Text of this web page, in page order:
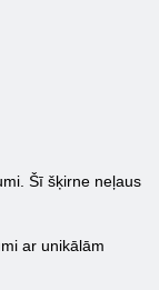
Šī šķirne neļaus
ar unikālām